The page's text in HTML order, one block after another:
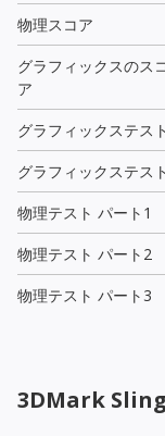
物理スコア
グラフィックスのス
ア
グラフィックステス
グラフィックステス
物理テスト パート1
物理テスト パート2
物理テスト パート3
3DMark